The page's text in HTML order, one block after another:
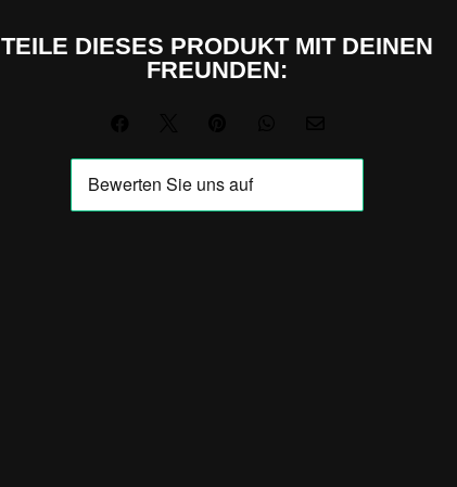
TEILE DIESES PRODUKT MIT DEINEN
FREUNDEN: